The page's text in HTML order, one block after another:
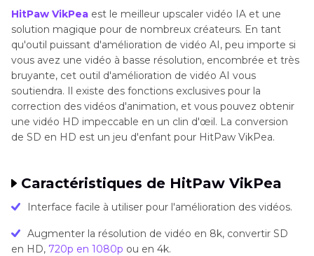
Partie 4. FAQ sur SD en HD
Conclusion
HitPaw VikPea est le meilleur upscaler vidéo IA et une
solution magique pour de nombreux créateurs. En tant
qu'outil puissant d'amélioration de vidéo AI, peu importe si
vous avez une vidéo à basse résolution, encombrée et très
bruyante, cet outil d'amélioration de vidéo AI vous
soutiendra. Il existe des fonctions exclusives pour la
correction des vidéos d'animation, et vous pouvez obtenir
une vidéo HD impeccable en un clin d'œil. La conversion
de SD en HD est un jeu d'enfant pour HitPaw VikPea.
Caractéristiques de HitPaw VikPea
Interface facile à utiliser pour l'amélioration des vidéos.
Augmenter la résolution de vidéo en 8k, convertir SD
en HD, 720p en 1080p ou en 4k.